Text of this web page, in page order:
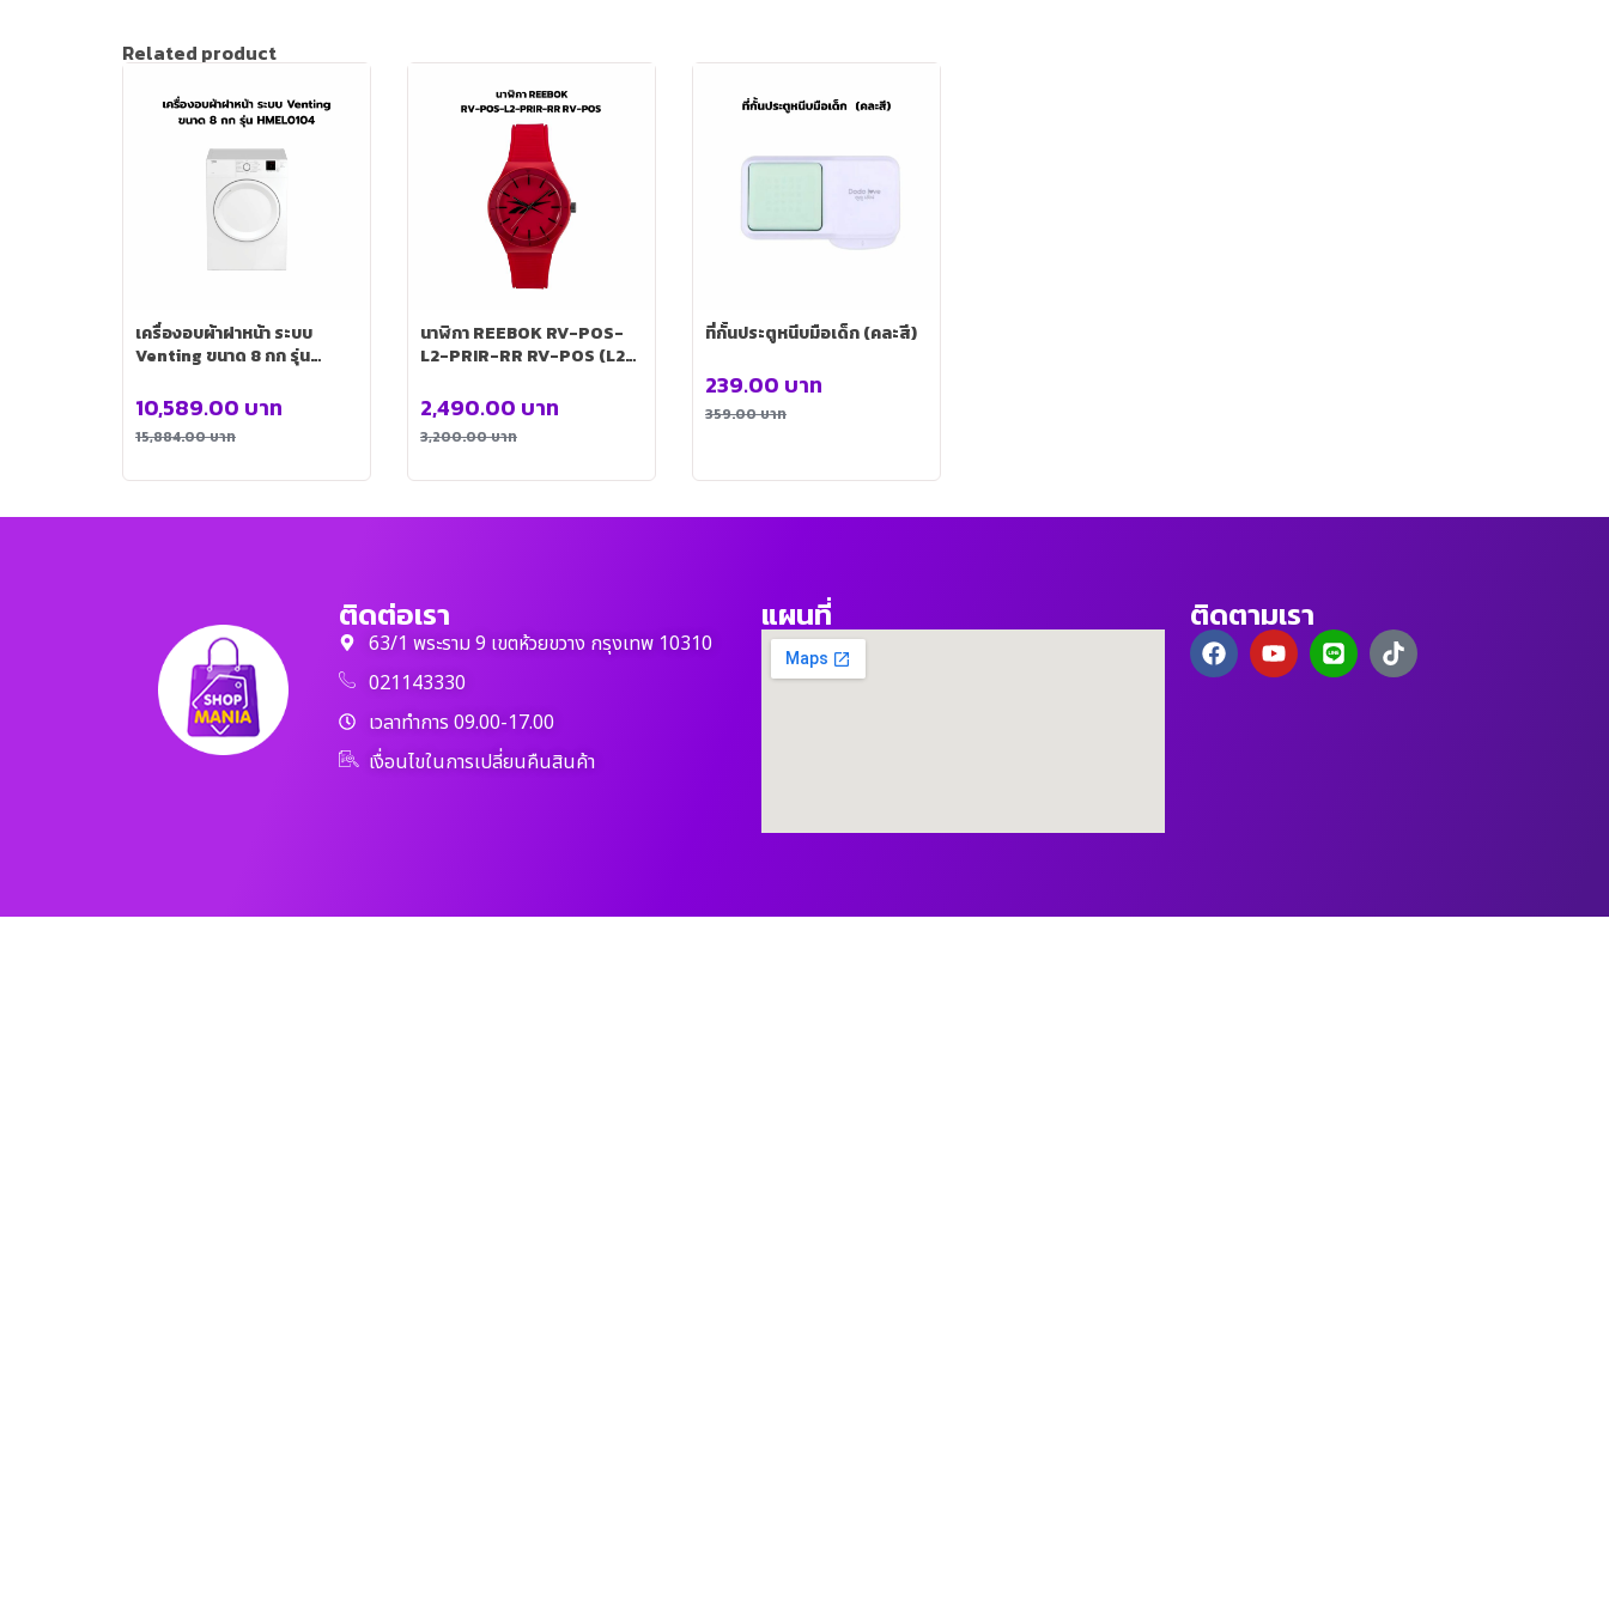
Related product
เครื่องอบผ้าฝาหน้า ระบบ
Venting ขนาด 8 กก รุ่น
15,884.00บาท
10,589.00 บาท
นาฬิกา REEBOK RV-POS-
L2-PRIR-RR RV-POS (L2-
PRIR-RR
3,200.00บาท
2,490.00 บาท
ที่กั้นประตูหนีบมือเด็ก (คละสี)
359.00บาท
239.00 บาท
ติดต่อเรา
63/1 พระราม 9 เขตห้วยขวาง กรุงเทพ 10310
021143330
เวลาทำการ 09.00-17.00
เงื่อนไขในการเปลี่ยนคืนสินค้า
แผนที่ ติดตามเรา